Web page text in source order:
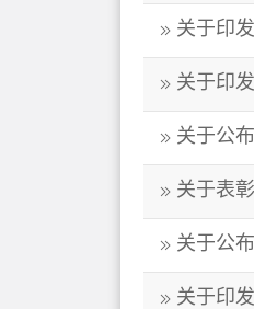
关于印
关于印
关于公
关于表
关于公
关于印